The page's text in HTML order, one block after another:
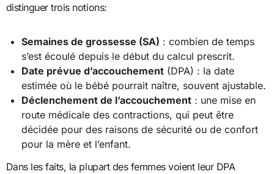
distinguer trois notions:
Semaines de grossesse (SA) : combien de temps
s’est écoulé depuis le début du calcul prescrit.
Date prévue d’accouchement (DPA) : la date
estimée où le bébé pourrait naître, souvent ajustable.
Déclenchement de l’accouchement : une mise en
route médicale des contractions, qui peut être
décidée pour des raisons de sécurité ou de confort
pour la mère et l’enfant.
Dans les faits, la plupart des femmes voient leur DPA